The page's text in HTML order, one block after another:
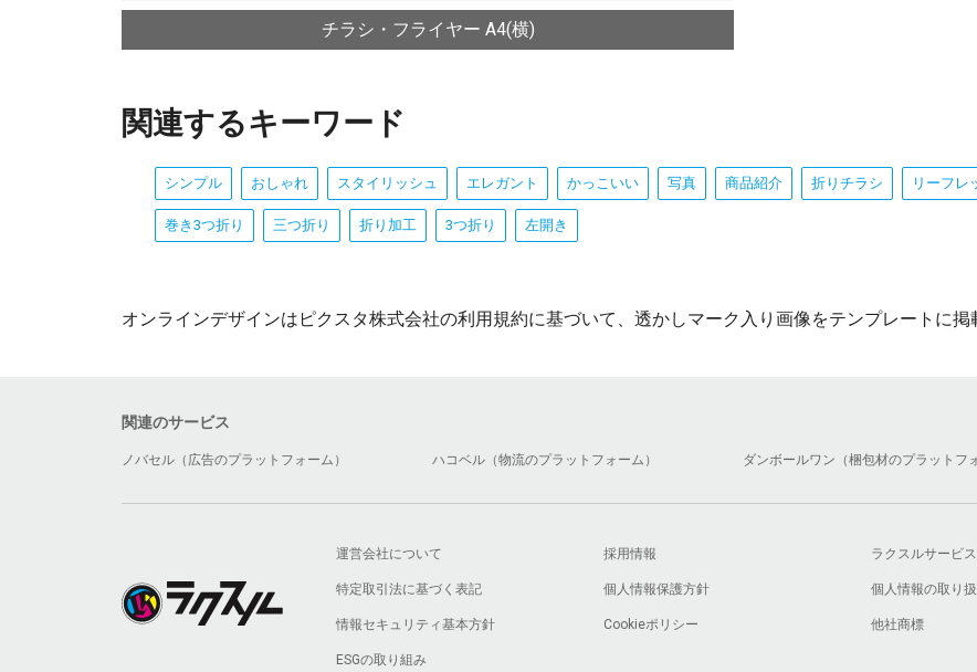
チラシ・フライヤー A4(横)
関連するキーワード
シンプル おしゃれ スタイリッシュ エレガント かっこいい 写真 商品紹介 折りチラシ リーフレ
巻き3つ折り 三つ折り 折り加工 3つ折り 左開き
オンラインデザインはピクスタ株式会社の利用規約に基づいて、透かしマーク入り画像をテンプレートに掲
関連のサービス
ノバセル（広告のプラットフォーム） ハコベル（物流のプラットフォーム） ダンボールワン（梱包材のプラットフ
運営会社について 採用情報 ラクスルサービ
特定取引法に基づく表記 個人情報保護方針 個人情報の取り
情報セキュリティ基本方針 Cookieポリシー 他社商標
ESGの取り組み